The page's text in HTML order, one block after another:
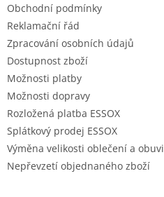
Obchodní podmínky
Reklamační řád
Zpracování osobních údajů
Dostupnost zboží
Možnosti platby
Možnosti dopravy
Rozložená platba ESSOX
Splátkový prodej ESSOX
Výměna velikosti oblečení a obuvi
Nepřevzetí objednaného zboží